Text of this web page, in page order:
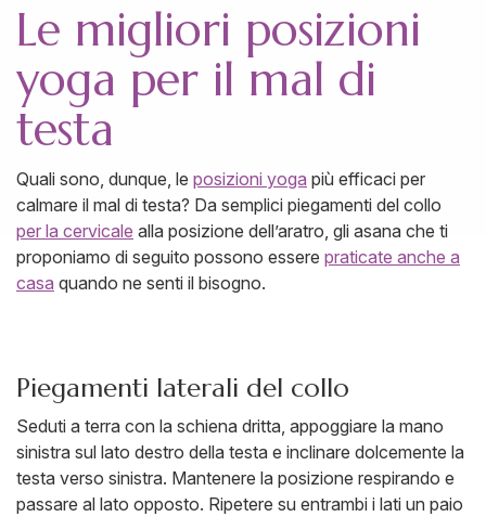
Le migliori posizioni
yoga per il mal di
testa
Quali sono, dunque, le posizioni yoga più efficaci per
calmare il mal di testa? Da semplici piegamenti del collo
per la cervicale alla posizione dell’aratro, gli asana che ti
proponiamo di seguito possono essere praticate anche a
casa quando ne senti il bisogno.
Piegamenti laterali del collo
Seduti a terra con la schiena dritta, appoggiare la mano
sinistra sul lato destro della testa e inclinare dolcemente la
testa verso sinistra. Mantenere la posizione respirando e
passare al lato opposto. Ripetere su entrambi i lati un paio